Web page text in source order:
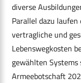
diverse
Parallel dazu
vertragliche und
Lebenswegkosten
gewählten
Armeebotschaft